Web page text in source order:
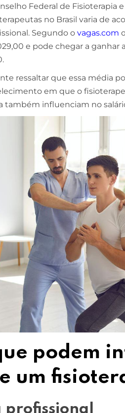
Federal de Fisioterapia e
no Brasil varia de
Segundo o vagas.com
e pode chegar a ganhar
ressaltar que essa média
em que o
também influenciam no
podem
um
profissional